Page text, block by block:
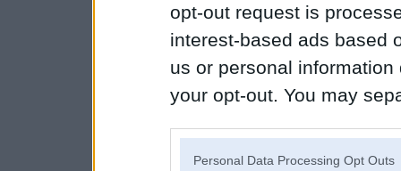
opt-out request is
interest-based ads based
us or personal
your opt-out. You may
Personal Data Processing Opt Outs